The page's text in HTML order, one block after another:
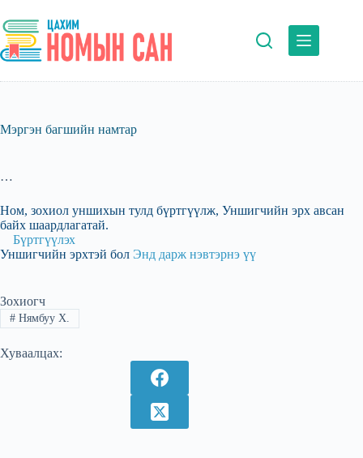
to
content
Мэргэн багшийн намтар
…
Ном, зохиол уншихын тулд бүртгүүлж, Уншигчийн эрх авсан
байх шаардлагатай.
Бүртгүүлэх
Уншигчийн эрхтэй бол Энд дарж нэвтэрнэ үү
Зохиогч
#Нямбуу Х.
Хуваалцах: